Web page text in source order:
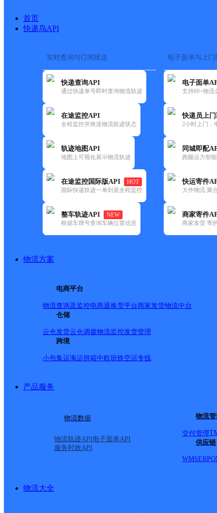
首页
快递鸟API
实时查询与订阅推送
快递查询API
通过快递单号即时查询物流轨迹
在途监控API
全程监控并推送物流轨迹状态
轨迹地图API
地图上可视化展示物流轨迹
在途监控国际版API
HOT
国际快递轨迹一单到底全程监控
整车轨迹API
NEW
根据车牌号查询车辆位置信息
电子面单与上门
电子面单
支持60+物流
快递员上
2小时上门，
同城即配
跑腿运力智
快运寄件
大件物流 聚
商家寄件
商家发货 寄
物流方案
电商平台
物流查询及监控电商退换货平台商家发货物流中台
仓储
云仓发货云仓调拨物流监控发货管理
跨境
小包集运海运拼箱中欧班铁空运专线
产品服务
物流数据
物流轨迹API电子面单API
服务时效API
物流
交付管理
供应链
WMSERP
物流大全
快运大全 快递时效
德邦
孝感安陆市乡镇点营业部
更新时间：2022-07-12 00:00:00
所属快递：德邦快递
所属区域：湖北省-孝感市-安陆市
网点地址：湖北省孝感市安陆市东大街186号安陆农村商
网点负责人：